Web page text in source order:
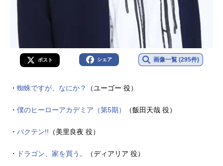
ポスト シェア 画像一覧 (295件)
・ 蜘蛛ですが、なにか？ （ユーゴー 役）
・ 僕のヒーローアカデミア（第5期） （飯田天哉 役）
・ バクテン!! （美里良夜 役）
・ ドラゴン、家を買う。 （ディアリア 役）